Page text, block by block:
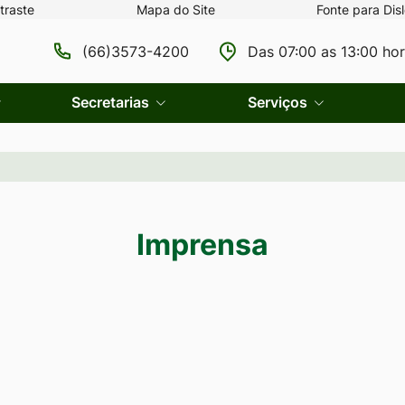
Mapa do Site Fonte para
(66)3573-4200 Das 07:00 as 13:00
Secretarias Serviços
Imprensa